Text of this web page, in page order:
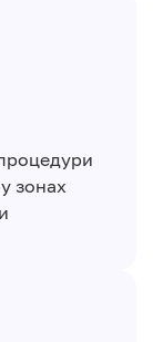
зонах